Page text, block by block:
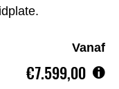
Vanaf
€7.599,00